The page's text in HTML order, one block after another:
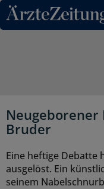
Direkt zum
Bruder
Eine heftige Debatte
ausgelöst. Ein
seinem